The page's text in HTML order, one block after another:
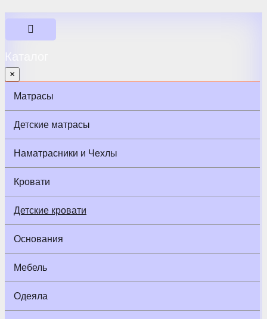
Каталог
×
Матрасы
Детские матрасы
Наматрасники и Чехлы
Кровати
Детские кровати
Основания
Мебель
Одеяла